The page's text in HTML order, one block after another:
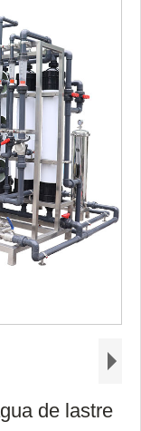
de lastre